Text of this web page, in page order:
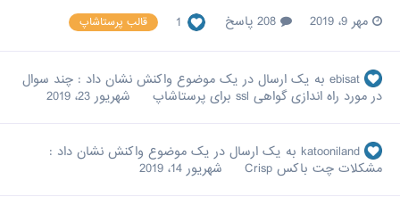
مهر 9، 2019
1 قالب پرستاشاپ
ebisat به یک ارسال در یک موضوع واکنش نشان داد : چند سوال
در مورد راه اندازی گواهی ssl برای پرستاشاپ
شهریور 23، 2019
katooniland به یک ارسال در یک موضوع واکنش نشان داد :
مشکلات چت باکس Crisp
شهریور 14، 2019